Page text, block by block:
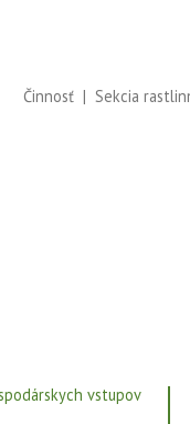
Činnosť Sekcia
vstupov